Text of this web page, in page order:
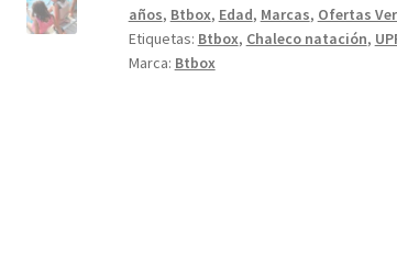
años, Btbox, Edad, Marcas, Ofertas
Etiquetas: Btbox, Chaleco natación,
Marca: Btbox